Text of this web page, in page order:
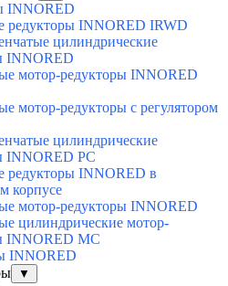
INNORED
редукторы INNORED IRWD
цилиндрические
INNORED
мотор-редукторы INNORED
мотор-редукторы с регулятором
цилиндрические
INNORED PC
редукторы INNORED в
корпусе
мотор-редукторы INNORED
цилиндрические мотор-
INNORED MC
INNORED
▼